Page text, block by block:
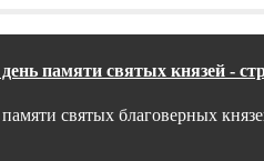
памяти святых князей -
памяти святых благоверных